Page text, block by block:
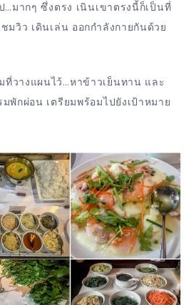
…มากๆ ซึ่งตรง เนินเขาตรงนี้ก็เป็นที่
มวิว เดินเล่น ออกกำลังกายกันด้วย
วางแผนไว้…หาข้าวเย็นทาน และ
พักผ่อน เตรียมพร้อมไปยังเป้าหมาย